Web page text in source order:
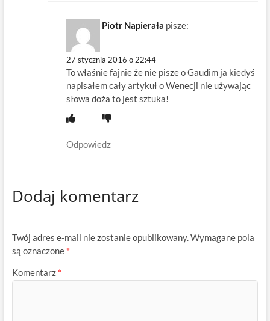
Piotr Napierała pisze:
27 stycznia 2016 o 22:44
To właśnie fajnie że nie pisze o Gaudim ja kiedyś
napisałem cały artykuł o Wenecji nie używając
słowa doża to jest sztuka!
Odpowiedz
Dodaj komentarz
Twój adres e-mail nie zostanie opublikowany.Wymagane pola
są oznaczone *
Komentarz *